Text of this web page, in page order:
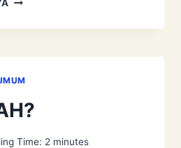
Time: 2 minutes